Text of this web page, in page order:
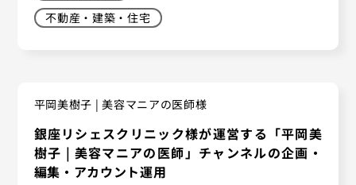
不動産・建築・住宅
平岡美樹子 | 美容マニアの医師様
銀座リシェスクリニック様が運営する「平岡美
樹子 | 美容マニアの医師」チャンネルの企画・
編集・アカウント運用